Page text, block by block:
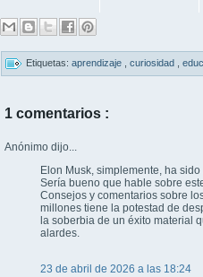
Etiquetas: aprendizaje curiosidad
1 comentarios :
Anónimo dijo...
Elon Musk, simplemente, ha
Sería bueno que hable sobre
Consejos y comentarios sobre
millones tiene la potestad de
la soberbia de un éxito material
alardes.
23 de abril de 2026 a las 18:24